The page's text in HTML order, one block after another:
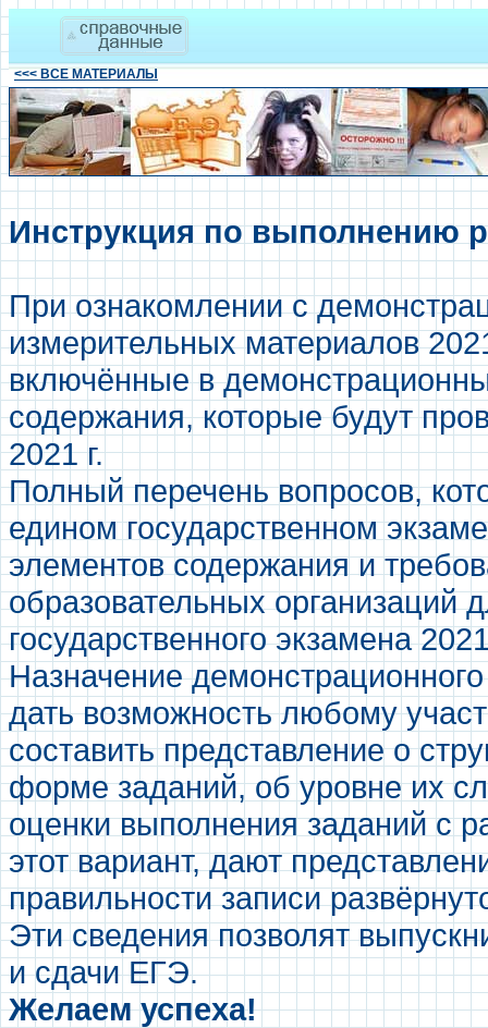
<<< ВСЕ МАТЕРИАЛЫ
Инструкция по выполнению
При ознакомлении с
измерительных материалов
включённые в
содержания, которые будут
2021 г.
Полный перечень вопросов,
едином государственном
элементов содержания и
образовательных организаций
государственного экзамена
Назначение
дать возможность любому
составить представление о
форме заданий, об уровне их
оценки выполнения заданий с
этот вариант, дают
правильности записи
Эти сведения позволят
и сдачи ЕГЭ.
Желаем успеха!